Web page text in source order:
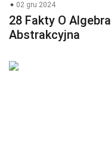
02 gru 2024
28 Fakty O Algebra
Abstrakcyjna